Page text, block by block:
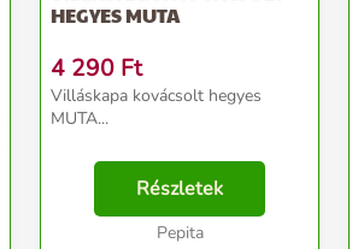
HEGYES MUTA
4 290 Ft
Villáskapa kovácsolt hegyes
MUTA...
Részletek
Pepita